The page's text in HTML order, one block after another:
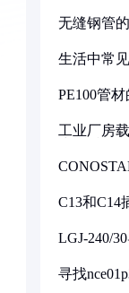
无缝钢管
生活中常
PE100管
工业厂房
C13和C14
LGJ-240/
寻找